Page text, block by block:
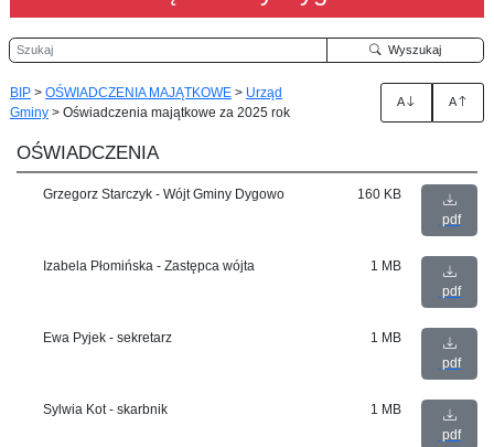
Szukaj Wyszukaj
BIP > OŚWIADCZENIA MAJĄTKOWE > Urząd
Gminy > Oświadczenia majątkowe za 2025 rok
A A
OŚWIADCZENIA
Grzegorz Starczyk - Wójt Gminy Dygowo
160 KB
pdf
Izabela Płomińska - Zastępca wójta
1 MB
pdf
Ewa Pyjek - sekretarz
1 MB
pdf
Sylwia Kot - skarbnik
1 MB
pdf